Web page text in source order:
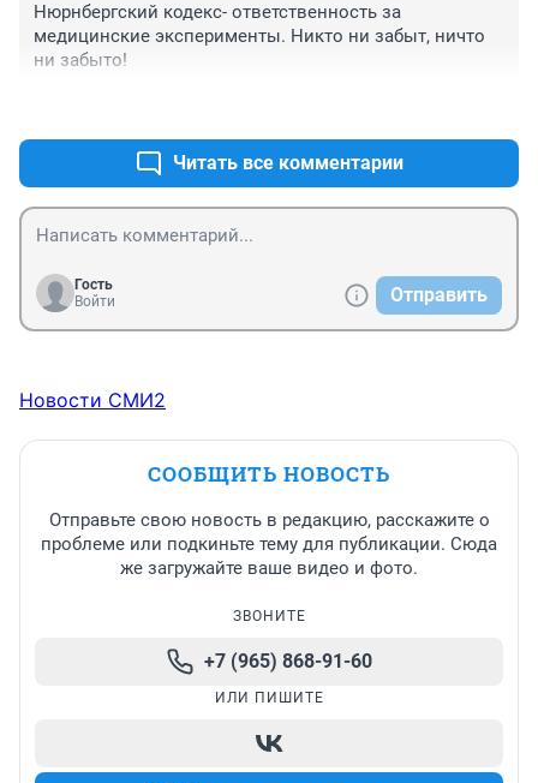
Нюрнбергский кодекс- ответственность за
медицинские эксперименты. Никто ни забыт, ничто
ни забыто!
Читать все комментарии
Гость
Войти
Отправить
Новости СМИ2
СООБЩИТЬ НОВОСТЬ
Отправьте свою новость в редакцию, расскажите о
проблеме или подкиньте тему для публикации. Сюда
же загружайте ваше видео и фото.
ЗВОНИТЕ
+7 (965) 868-91-60
ИЛИ ПИШИТЕ